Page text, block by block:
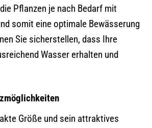
Pflanzen je nach Bedarf mit
somit eine optimale Bewässerung
Sie sicherstellen, dass Ihre
Wasser erhalten und
Größe und sein attraktives